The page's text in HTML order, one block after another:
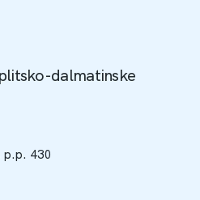
dalmatinske
p.p. 430